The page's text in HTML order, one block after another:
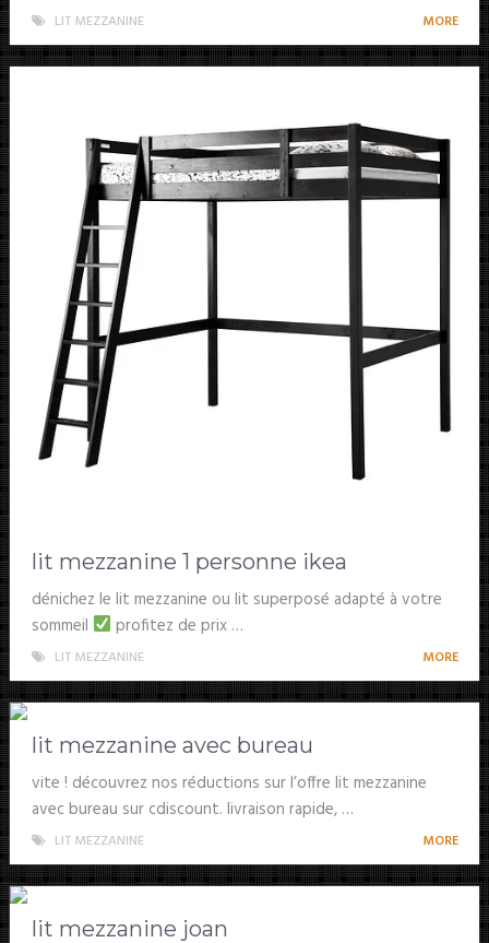
LIT MEZZANINE MORE
lit mezzanine 1 personne ikea
dénichez le lit mezzanine ou lit superposé adapté à votre
sommeil
profitez de prix …
LIT MEZZANINE MORE
lit mezzanine avec bureau
vite ! découvrez nos réductions sur l’offre lit mezzanine
avec bureau sur cdiscount. livraison rapide, …
LIT MEZZANINE MORE
lit mezzanine joan